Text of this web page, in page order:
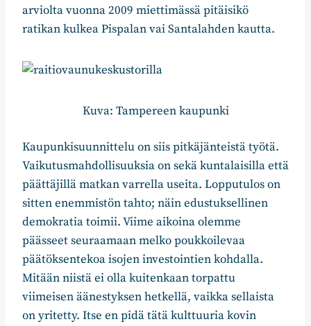
arviolta vuonna 2009 miettimässä pitäisikö
ratikan kulkea Pispalan vai Santalahden kautta.
Kuva: Tampereen kaupunki
Kaupunkisuunnittelu on siis pitkäjänteistä työtä.
Vaikutusmahdollisuuksia on sekä kuntalaisilla että
päättäjillä matkan varrella useita. Lopputulos on
sitten enemmistön tahto; näin edustuksellinen
demokratia toimii. Viime aikoina olemme
päässeet seuraamaan melko poukkoilevaa
päätöksentekoa isojen investointien kohdalla.
Mitään niistä ei olla kuitenkaan torpattu
viimeisen äänestyksen hetkellä, vaikka sellaista
on yritetty. Itse en pidä tätä kulttuuria kovin